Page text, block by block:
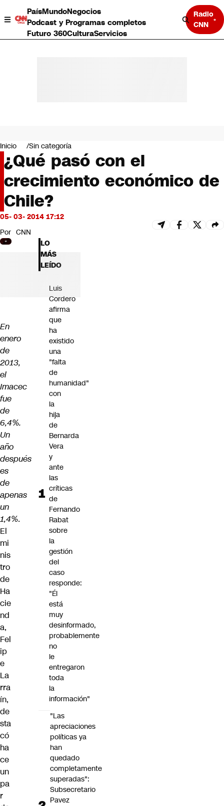
PaísMundoNegocios
Podcast y Programas completos
Futuro 360CulturaServicios
Radio
CNN
Negocios
Deportes
Programas completos
Cultura
Servicios
Bits
CNN tiempo
Futuro 360
Opinión
Inicio Sin categoría
¿Qué pasó con el
crecimiento económico de
Chile?
05- 03- 2014 17:12
Por CNN
En
enero
de
2013,
el
Imacec
fue
de
6,4%.
Un
año
después
es
de
apenas
un
1,4%.
El
mi
nis
tro
de
Ha
cie
nd
a,
Fel
ip
e
La
rra
ín,
de
sta
có
ha
ce
un
pa
r
LO
MÁS
LEÍDO
Luis
Cordero
afirma
que
ha
existido
una
"falta
de
humanidad"
con
la
hija
de
Bernarda
Vera
y
ante
las
críticas
de
Fernando
Rabat
sobre
la
gestión
del
caso
responde:
"Él
está
muy
desinformado,
probablemente
no
le
entregaron
toda
la
información"
"Las
apreciaciones
políticas ya
han
quedado
completamente
superadas":
Subsecretario
Pavez